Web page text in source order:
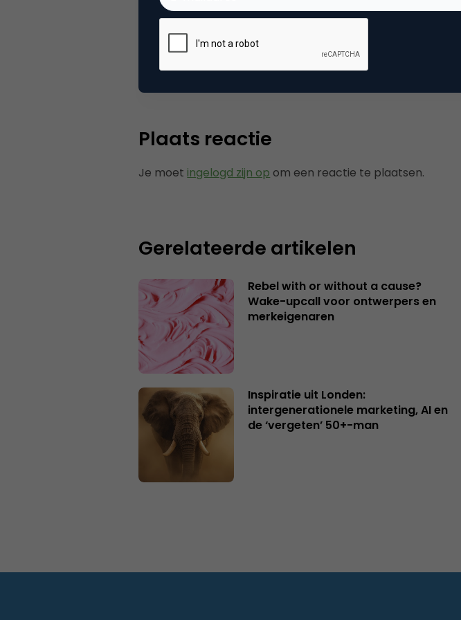
Categorie
Plaats reactie
Je moet ingelogd zijn op om een reactie te plaatsen.
Gerelateerde artikelen
Rebel with or without a cause?
Wake-upcall voor ontwerpers en
merkeigenaren
Inspiratie uit Londen:
intergenerationele marketing, AI en
de ‘vergeten’ 50+-man